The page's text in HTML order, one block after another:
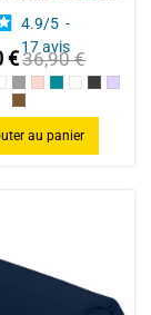
4.9/5 -
17avis
€36,90 €
/ Fuschia
BlancGris souris
Rose poudré /
Bleu Canard
Naturel
Gris
Cannelle
au panier